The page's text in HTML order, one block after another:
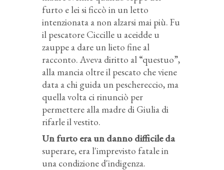
furto e lei si ficcò in un letto
intenzionata a non alzarsi mai più. Fu
il pescatore Ciccille u aceidde u
zauppe a dare un lieto fine al
racconto. Aveva diritto al “questuo”,
alla mancia oltre il pescato che viene
data a chi guida un peschereccio, ma
quella volta ci rinunciò per
permettere alla madre di Giulia di
rifarle il vestito.
Un furto era un danno difficile da
superare, era l'imprevisto fatale in
una condizione d'indigenza.